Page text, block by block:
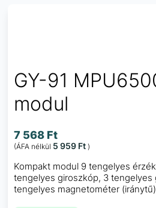
GY-91
modul
7 568 Ft
(ÁFA nélkül 5 959 Ft )
Kompakt modul 9 tengelyes
tengelyes giroszkóp, 3 tengelyes
tengelyes magnetométer (iránytű)